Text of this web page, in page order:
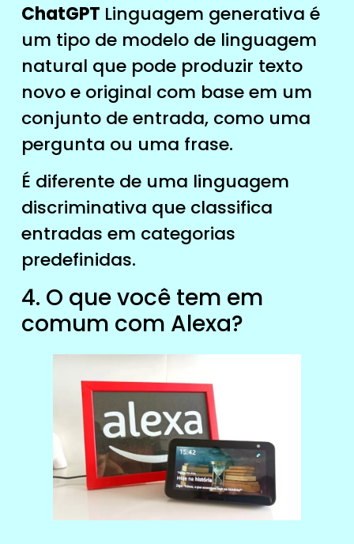
ChatGPT Linguagem generativa é
um tipo de modelo de linguagem
natural que pode produzir texto
novo e original com base em um
conjunto de entrada, como uma
pergunta ou uma frase.
É diferente de uma linguagem
discriminativa que classifica
entradas em categorias
predefinidas.
4. O que você tem em
comum com Alexa?